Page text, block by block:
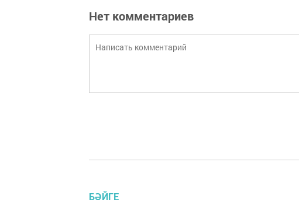
Нет комментариев
БӘЙГЕ